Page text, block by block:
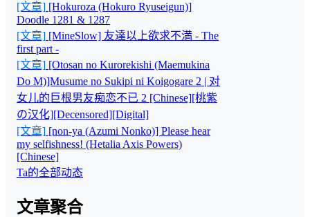
[文章] [Hokuroza (Hokuro Ryuseigun)]
Doodle 1281 & 1287
[文章] [MineSlow] 友達以上欲求不満 - The
first part -
[文章] [Otosan no Kurorekishi (Maemukina
Do M)]Musume no Sukipi ni Koigogare 2 | 对
女儿的巨根男友痴恋不已 2 [Chinese][桃紫
の汉化][Decensored][Digital]
[文章] [non-ya (Azumi Nonko)] Please hear
my selfishness! (Hetalia Axis Powers)
[Chinese]
Ta的全部动态
文章聚合